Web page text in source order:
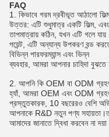
FAQ
1. কিভাবে গরম দ্রবীভূত আঠালো
উত্তর: এটি শুধুমাত্র একটি ফিল্ম,
তাপমাত্রায় কঠিন, যখন এটি গলে যায়
পয়েন্ট, এটি অন্যান্য উপকরণ বন্ড
বিভিন্ন পারফরম্যান্স এবং ভিন্ন
ব্যবহার, আমরা আপনার চাহিদা
2. আপনি কি OEM বা ODM
হ্যাঁ, আমরা OEM এবং ODM গ্রহণ
প্রস্তুতকারক, 10 বছরেরও বেশি
আপনাকে R&D নতুন পণ্য
আমাদের জানাতে দ্বিধা করবেন না